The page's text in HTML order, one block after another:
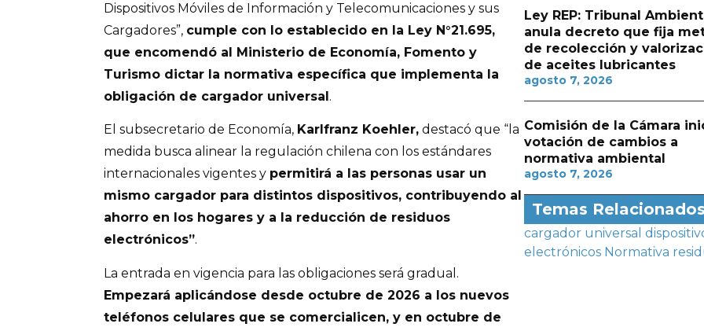
Dispositivos Móviles de Información y Telecomunicaciones y sus
Cargadores”, cumple con lo establecido en la Ley N°21.695,
que encomendó al Ministerio de Economía, Fomento y
Turismo dictar la normativa específica que implementa la
obligación de cargador universal.
El subsecretario de Economía, Karlfranz Koehler, destacó que “la
medida busca alinear la regulación chilena con los estándares
internacionales vigentes y permitirá a las personas usar un
mismo cargador para distintos dispositivos, contribuyendo al
ahorro en los hogares y a la reducción de residuos
electrónicos”.
La entrada en vigencia para las obligaciones será gradual.
Empezará aplicándose desde octubre de 2026 a los nuevos
teléfonos celulares que se comercialicen, y en octubre de
Ley REP: Tribunal
anula decreto que fija
de recolección y
de aceites lubricantes
agosto 7, 2026
Comisión de la Cámara
votación de cambios a
normativa ambiental
agosto 7, 2026
Temas Relacionados
cargador universal
electrónicos Normativa